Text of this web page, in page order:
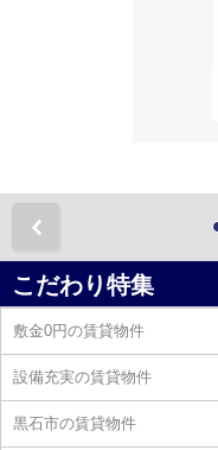
こだわり特集
敷金0円の賃貸物件
設備充実の賃貸物件
黒石市の賃貸物件